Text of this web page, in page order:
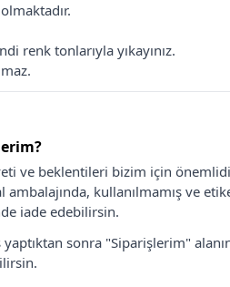
renk tonlarıyla yıkayınız.
ve beklentileri bizim için
kullanılmamış ve
iade edebilirsin.
sonra "Siparişlerim"